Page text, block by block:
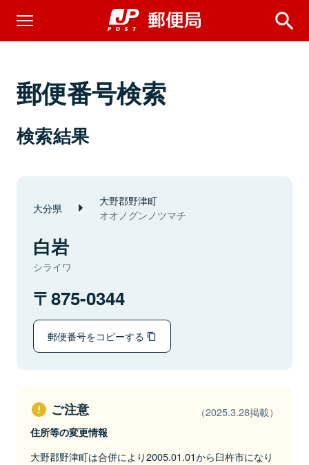
郵便番号検索
検索結果
大分県 大野郡野津町
オオノグンノツマチ
白岩
シライワ
875-0344
郵便番号をコピーする
ご注意 （2025.3.28掲載）
住所等の変更情報
大野郡野津町は合併により2005.01.01から臼杵市になり